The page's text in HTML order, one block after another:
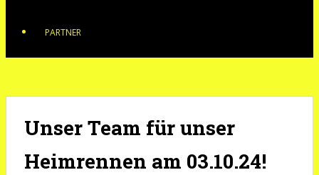
PARTNER
Unser Team für unser
Heimrennen am 03.10.24!